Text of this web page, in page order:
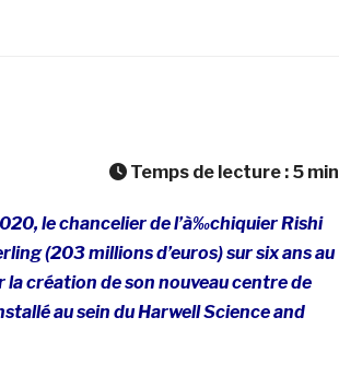
Temps de lecture : 5 min
le chancelier de l’à‰chiquier Rishi
(203 millions d’euros) sur six ans au
création de son nouveau centre de
au sein du Harwell Science and